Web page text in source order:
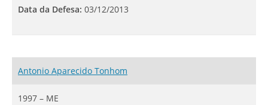
Data da Defesa: 03/12/2013
Antonio Aparecido Tonhom
1997 – ME